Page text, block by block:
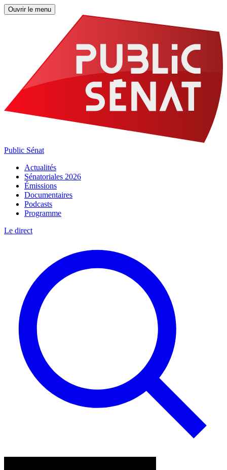
Ouvrir le menu
Public Sénat
Actualités
Sénatoriales 2026
Émissions
Documentaires
Podcasts
Programme
Le direct